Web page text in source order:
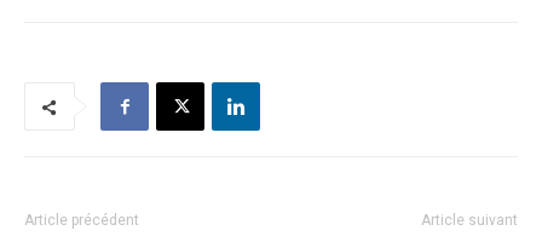
Article précédent Article suivant